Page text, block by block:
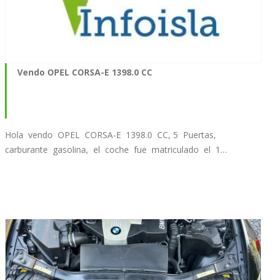
Vendo OPEL CORSA-E 1398.0 CC
Hola vendo OPEL CORSA-E 1398.0 CC, 5 Puertas,
carburante gasolina, el coche fue matriculado el 1…